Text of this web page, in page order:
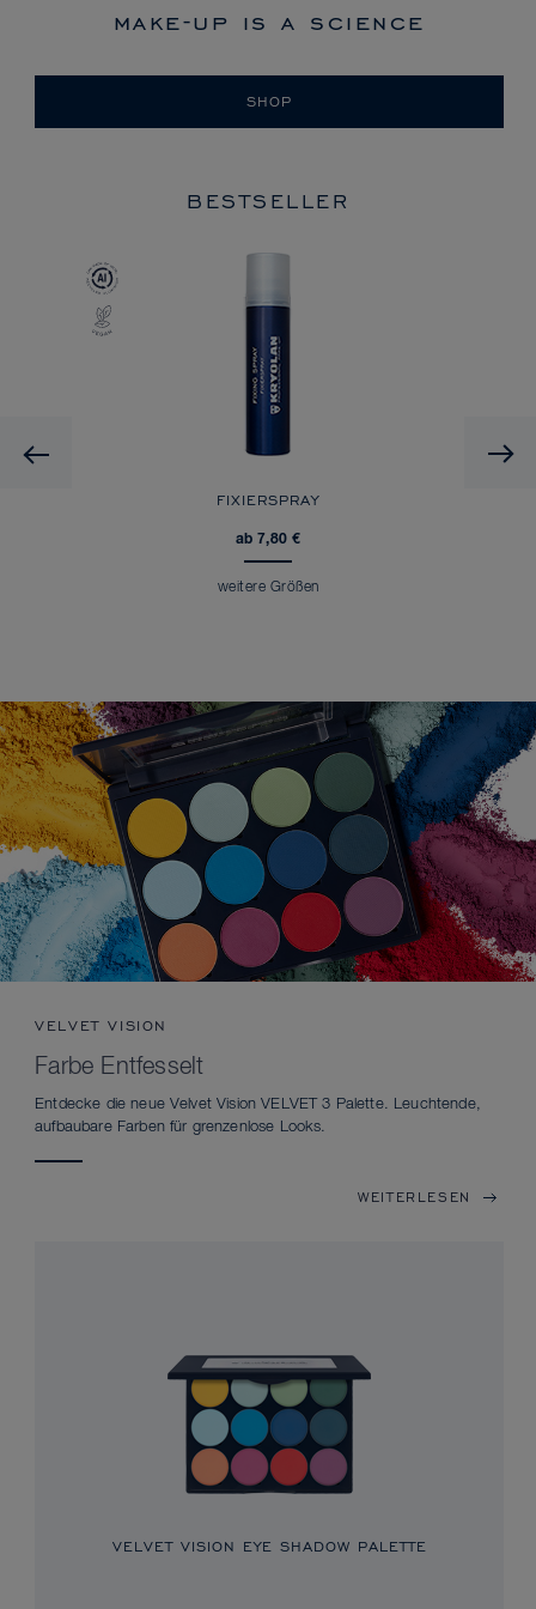
make-up is a science
SHOP
BESTSELLER
Previous
FIXIERSPRAY
ab 7,80 €
weitere Größen
VELVET VISION
Farbe Entfesselt
Entdecke die neue Velvet Vision VELVET 3 Palette. Leuchtende,
aufbaubare Farben für grenzenlose Looks.
WEITERLESEN
VELVET VISION EYE SHADOW PALETTE